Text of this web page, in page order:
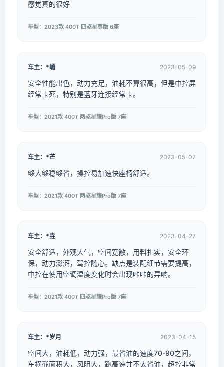
感觉真的很好
车型：2023款 400T 四驱星尊版 6座
车主：*嵋 2023-05-09
安全性能出色，动力充足，油耗不算很高，但是中控屏
经常卡死，特别是蓝牙连接经常卡。
车型：2021款 400T 两驱星耀Pro版 7座
车主：*芒 2023-05-07
够大够稳够省，操控易加速快座椅舒适。
车型：2021款 400T 两驱星耀Pro版 7座
车主：*垚 2023-04-27
安全舒适，外观大气，空间宽敞，用料扎实，安全环
保，动力澎湃，驾控随心。缺点是装配细节需要提高，
中控在使用空调温度变化时会出现咔咔的异响。
车型：2021款 400T 四驱星耀Pro版 7座
车主：*岁月 2023-04-15
空间大，油耗低，动力强，最省油的速度70-90之间，
车横截面积大，风阻大，跑高速并不太省油，超控非常